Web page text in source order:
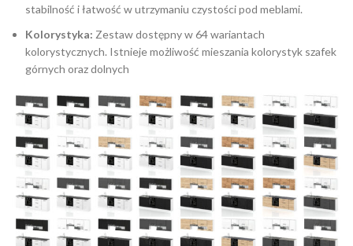
stabilność i łatwość w utrzymaniu czystości pod meblami.
Kolorystyka: Zestaw dostępny w 64 wariantach
kolorystycznych. Istnieje możliwość mieszania kolorystyk szafek
górnych oraz dolnych